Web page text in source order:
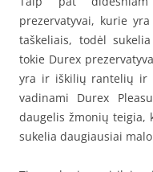
prezervatyvai, kurie
taškeliais, todėl
tokie Durex
yra ir iškilių rantelių ir
vadinami Durex
daugelis žmonių teigia,
sukelia daugiausiai